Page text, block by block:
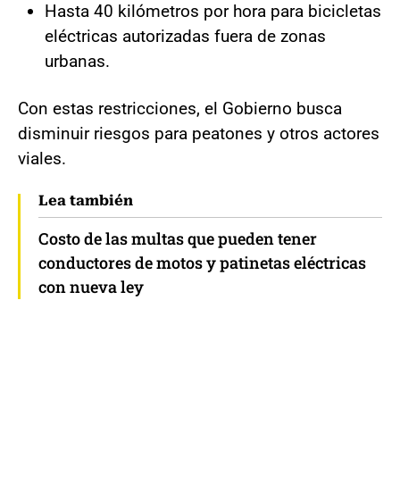
Hasta 40 kilómetros por hora para bicicletas
eléctricas autorizadas fuera de zonas
urbanas.
Con estas restricciones, el Gobierno busca
disminuir riesgos para peatones y otros actores
viales.
Lea también
Costo de las multas que pueden tener
conductores de motos y patinetas eléctricas
con nueva ley